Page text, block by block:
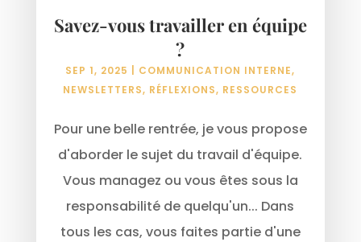
Savez-vous travailler en équipe
?
SEP 1, 2025 COMMUNICATION INTERNE,
NEWSLETTERS, RÉFLEXIONS, RESSOURCES
Pour une belle rentrée, je vous propose
d'aborder le sujet du travail d'équipe.
Vous managez ou vous êtes sous la
responsabilité de quelqu'un... Dans
tous les cas, vous faites partie d'une